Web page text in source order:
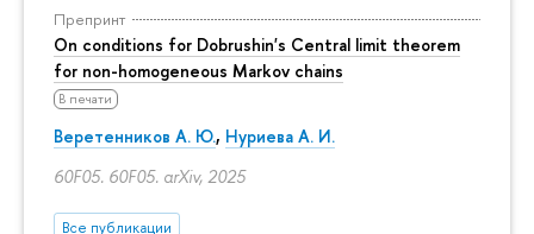
Препринт
On conditions for Dobrushin's Central limit theorem
for non-homogeneous Markov chains
В печати
Веретенников А. Ю., Нуриева А. И.
60F05. 60F05. arXiv, 2025
Все публикации